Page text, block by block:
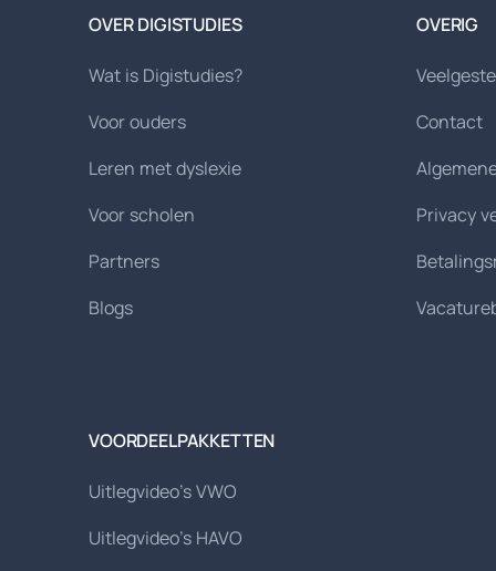
OVER DIGISTUDIES
Wat is Digistudies?
Voor ouders
Leren met dyslexie
Voor scholen
Partners
Blogs
OVERIG
Contact
Privacy
VOORDEELPAKKETTEN
Uitlegvideo's VWO
Uitlegvideo's HAVO